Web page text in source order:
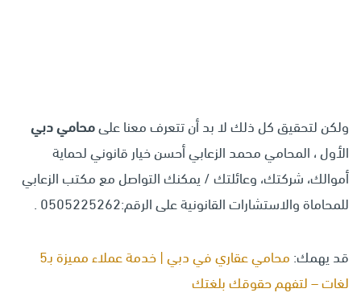
ولكن لتحقيق كل ذلك لا بد أن تتعرف معنا علىمحامي دبي
الأول ، المحامي محمد الزعابي أحسن خيار قانوني لحماية
أموالك، شركتك، وعائلتك / يمكنك التواصل مع مكتب الزعابي
للمحاماة والاستشارات القانونية على الرقم:0505225262 .
قد يهمك:
محامي عقاري في دبي | خدمة عملاء مميزة بـ5
لغات – لتفهم حقوقك بلغتك